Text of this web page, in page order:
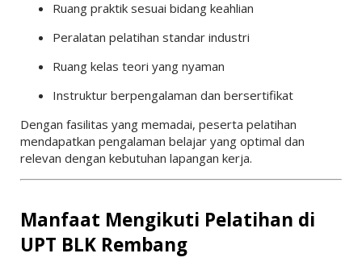
Ruang praktik sesuai bidang keahlian
Peralatan pelatihan standar industri
Ruang kelas teori yang nyaman
Instruktur berpengalaman dan bersertifikat
Dengan fasilitas yang memadai, peserta pelatihan
mendapatkan pengalaman belajar yang optimal dan
relevan dengan kebutuhan lapangan kerja.
Manfaat Mengikuti Pelatihan di
UPT BLK Rembang